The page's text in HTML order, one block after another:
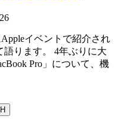
話
タ
ッ
語ります。 4年ぶりに大
Pro」について、機